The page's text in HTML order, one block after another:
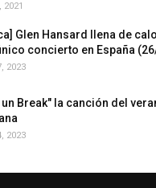
2021
Glen Hansard llena de
concierto en España
2023
un Break" la canción del
2023